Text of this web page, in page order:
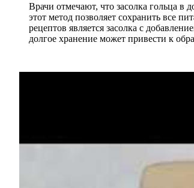
Врачи отмечают, что засолка гольца
этот метод позволяет сохранить все
рецептов является засолка с
долгое хранение может привести к